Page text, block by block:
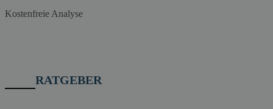
Kostenfreie Analyse
RATGEBER